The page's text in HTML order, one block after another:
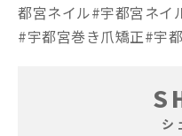
都宮ネイル#宇都宮ネイ
#宇都宮巻き爪矯正#宇
シ